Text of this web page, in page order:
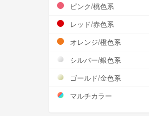
ピンク/桃色系
レッド/赤色系
オレンジ/橙色系
シルバー/銀色系
ゴールド/金色系
マルチカラー